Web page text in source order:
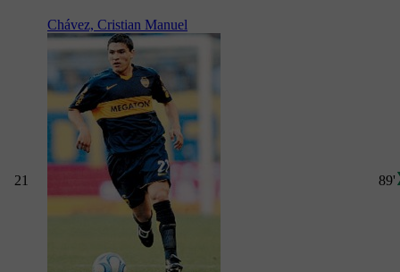
21
Chávez, Cristian Manuel
89'